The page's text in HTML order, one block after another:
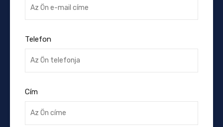
Telefon
Cím